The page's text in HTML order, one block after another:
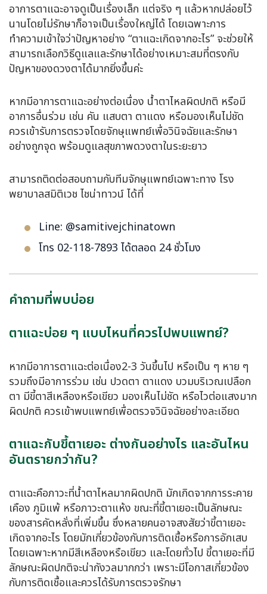
อาการตาแฉะอาจดูเป็นเรื่องเล็ก แต่จริง ๆ แล้วหากปล่อยไว้
นานโดยไม่รักษาก็อาจเป็นเรื่องใหญ่ได้ โดยเฉพาะการ
ทำความเข้าใจว่าปัญหาอย่าง “ตาแฉะเกิดจากอะไร” จะช่วยให้
สามารถเลือกวิธีดูแลและรักษาได้อย่างเหมาะสมที่ตรงกับ
ปัญหาของดวงตาได้มากยิ่งขึ้นค่ะ
หากมีอาการตาแฉะอย่างต่อเนื่อง น้ำตาไหลผิดปกติ หรือมี
อาการอื่นร่วม เช่น คัน แสบตา ตาแดง หรือมองเห็นไม่ชัด
ควรเข้ารับการตรวจโดยจักษุแพทย์เพื่อวินิจฉัยและรักษา
อย่างถูกจุด พร้อมดูแลสุขภาพดวงตาในระยะยาว
สามารถติดต่อสอบถามกับทีมจักษุแพทย์เฉพาะทาง โรง
พยาบาลสมิติเวช ไชน่าทาวน์ ได้ที่
Line: @samitivejchinatown
โทร 02-118-7893 ได้ตลอด 24 ชั่วโมง
คำถามที่พบบ่อย
ตาแฉะบ่อย ๆ แบบไหนที่ควรไปพบแพทย์?
หากมีอาการตาแฉะต่อเนื่อง2-3 วันขึ้นไป หรือเป็น ๆ หาย ๆ
รวมถึงมีอาการร่วม เช่น ปวดตา ตาแดง บวมบริเวณเปลือก
ตา มีขี้ตาสีเหลืองหรือเขียว มองเห็นไม่ชัด หรือไวต่อแสงมาก
ผิดปกติ ควรเข้าพบแพทย์เพื่อตรวจวินิจฉัยอย่างละเอียด
ตาแฉะกับขี้ตาเยอะ ต่างกันอย่างไร และอันไหน
อันตรายกว่ากัน?
ตาแฉะคือภาวะที่น้ำตาไหลมากผิดปกติ มักเกิดจากการระคาย
เคือง ภูมิแพ้ หรือภาวะตาแห้ง ขณะที่ขี้ตาเยอะเป็นลักษณะ
ของสารคัดหลั่งที่เพิ่มขึ้น ซึ่งหลายคนอาจสงสัยว่าขี้ตาเยอะ
เกิดจากอะไร โดยมักเกี่ยวข้องกับการติดเชื้อหรือการอักเสบ
โดยเฉพาะหากมีสีเหลืองหรือเขียว และโดยทั่วไป ขี้ตาเยอะที่มี
ลักษณะผิดปกติจะน่ากังวลมากกว่า เพราะมีโอกาสเกี่ยวข้อง
กับการติดเชื้อและควรได้รับการตรวจรักษา